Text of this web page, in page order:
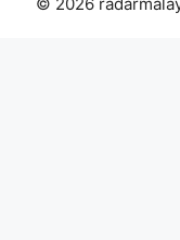
© 2026